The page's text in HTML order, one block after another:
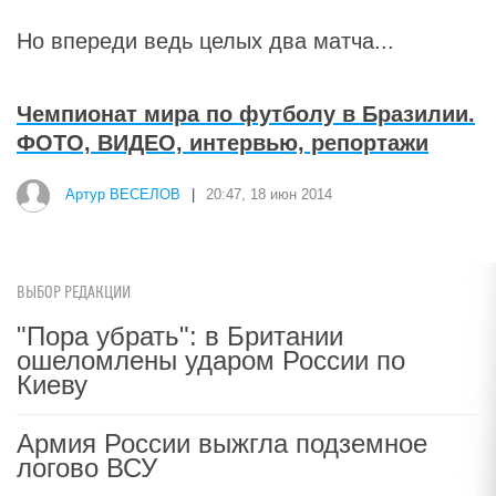
Но впереди ведь целых два матча...
Чемпионат мира по футболу в Бразилии.
ФОТО, ВИДЕО, интервью, репортажи
Артур ВЕСЕЛОВ 20:47, 18 июн 2014
ВЫБОР РЕДАКЦИИ
"Пора убрать": в Британии
ошеломлены ударом России по
Киеву
Армия России выжгла подземное
логово ВСУ